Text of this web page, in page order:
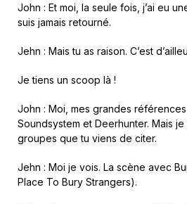
John : Et moi, la seule fois, j’ai eu
suis jamais retourné.
Jehn : Mais tu as raison. C’est
Je tiens un scoop là !
John : Moi, mes grandes
Soundsystem et Deerhunter. Mais
groupes que tu viens de citer.
Jehn : Moi je vois. La scène avec
Place To Bury Strangers).